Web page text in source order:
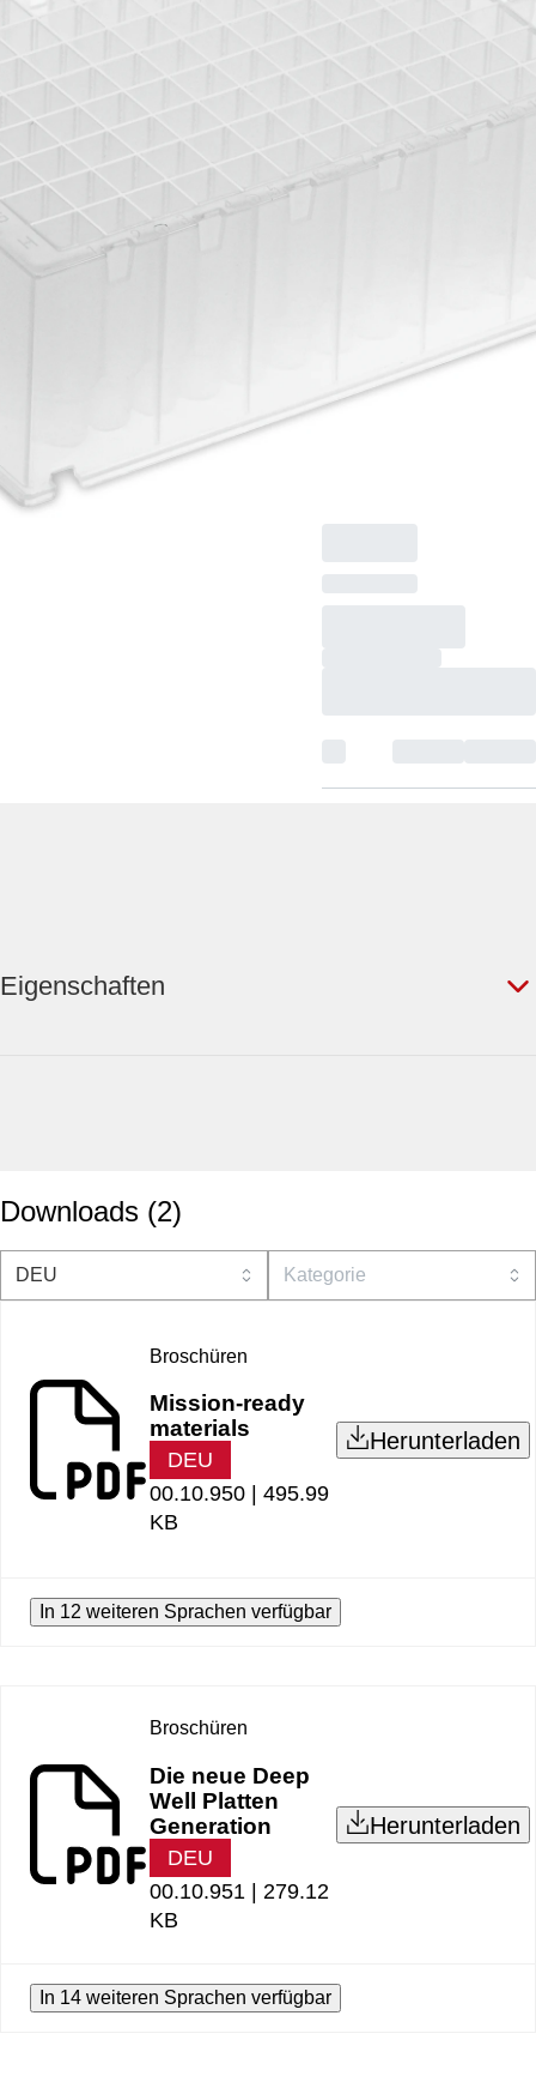
96 Well, 2,2 ml,
kompatibel mit
Prime/Presto/Apex,
96, konischer Keil,
ohne Etikett, PCR
Performance Tested,
Eigenschaften
Downloads (2)
Broschüren
Mission-ready
materials
DEU
00.10.950 | 495.99
KB
Herunterladen
In 12 weiteren Sprachen verfügbar
Broschüren
Die neue Deep
Well Platten
Generation
DEU
00.10.951 | 279.12
KB
Herunterladen
In 14 weiteren Sprachen verfügbar